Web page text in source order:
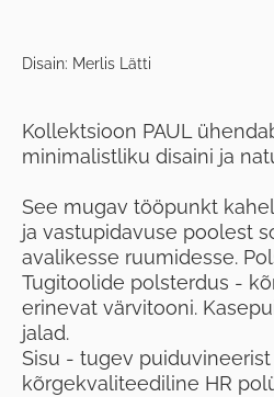
Disain: Merlis Lätti
Kollektsioon PAUL
minimalistliku disaini ja
See mugav tööpunkt
ja vastupidavuse poolest
avalikesse ruumidesse.
Tugitoolide polsterdus -
erinevat värvitooni.
jalad.
Sisu - tugev puiduvineerist
kõrgekvaliteediline HR